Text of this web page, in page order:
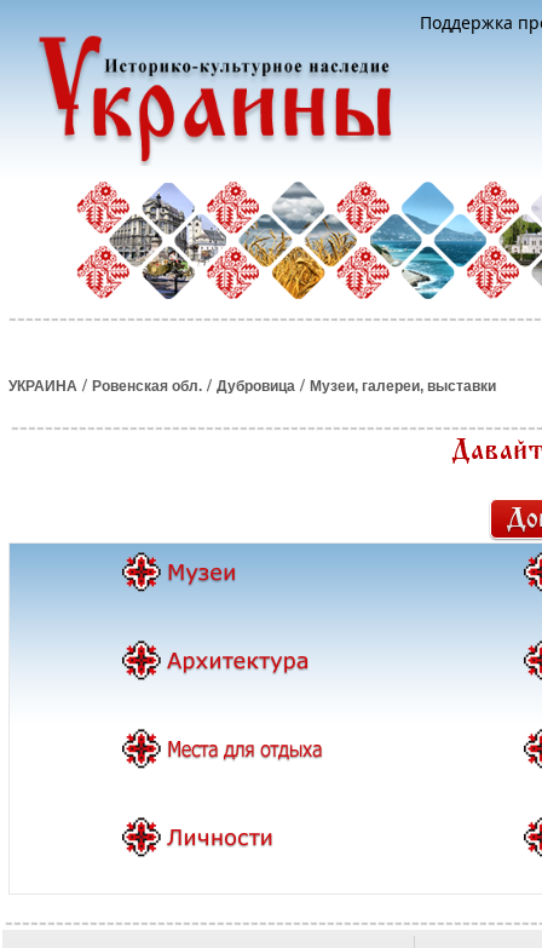
Поддержка
УКРАИНА / Ровенская обл. / Дубровица / Музеи, галереи, выставки